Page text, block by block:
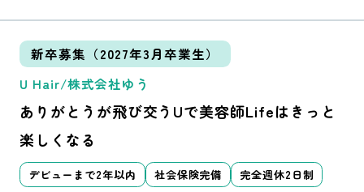
県西宮市高松町1-3 オリーブ西
宮北口 2F ※2025年に新店舗オ
ープン予定
新卒募集（2027年3月卒業生）
U Hair/株式会社ゆう
ありがとうが飛び交うUで美容師Lifeはきっと
楽しくなる
デビューまで2年以内 社会保険完備 完全週休2日制